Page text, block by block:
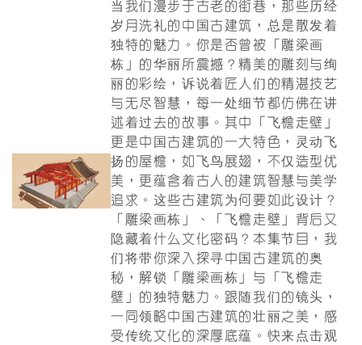
当我们漫步于古老的街巷，那些历经
岁月洗礼的中国古建筑，总是散发着
独特的魅力。你是否曾被「雕梁画
栋」的华丽所震撼？精美的雕刻与绚
丽的彩绘，诉说着匠人们的精湛技艺
与无尽智慧，每一处细节都仿佛在讲
述着过去的故事。其中「飞檐走壁」
更是中国古建筑的一大特色，灵动飞
扬的屋檐，如飞鸟展翅，不仅造型优
美，更蕴含着古人的建筑智慧与美学
追求。这些古建筑为何要如此设计？
「雕梁画栋」、「飞檐走壁」背后又
隐藏着什么文化密码？本集节目，我
们将带你深入探寻中国古建筑的奥
秘，解锁「雕梁画栋」与「飞檐走
壁」的独特魅力。跟随我们的镜头，
一同领略中国古建筑的壮丽之美，感
受传统文化的深厚底蕴。快来点击观